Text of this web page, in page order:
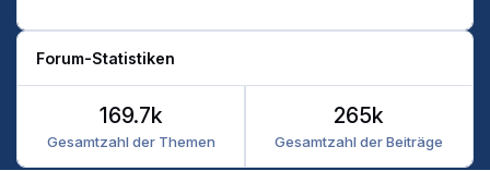
Forum-Statistiken
Gesamtzahl der Themen
169.7k
Gesamtzahl der Beiträge
265k